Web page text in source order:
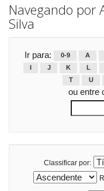
Navegando por
Silva
Ir para: 0-9 A
J K L
T
U
ou entre
Classificar por: